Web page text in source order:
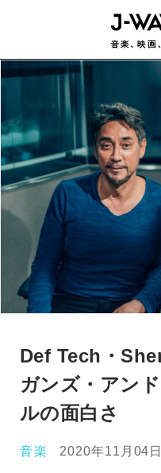
Def Tech・
ガンズ・アン
ルの面白さ
音楽 2020年11月04